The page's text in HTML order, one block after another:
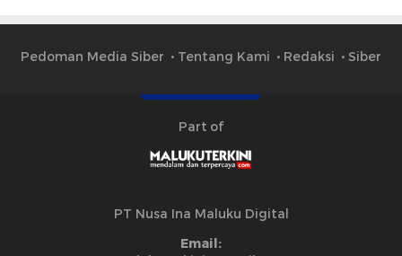
Pedoman Media Siber Tentang Kami Redaksi Siber
Part of
PT Nusa Ina Maluku Digital
Email: